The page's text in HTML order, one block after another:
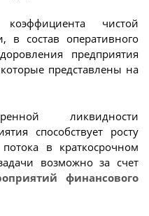
чистой
в состав оперативного
предприятия
представлены на
ликвидности
способствует росту
в краткосрочном
возможно за счет
финансового